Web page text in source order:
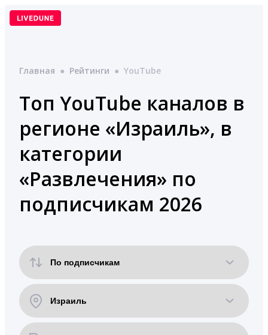
Перейти
Главная ● Рейтинги ● YouTube
Топ YouTube каналов в
регионе «Израиль», в
категории
«Развлечения» по
подписчикам 2026